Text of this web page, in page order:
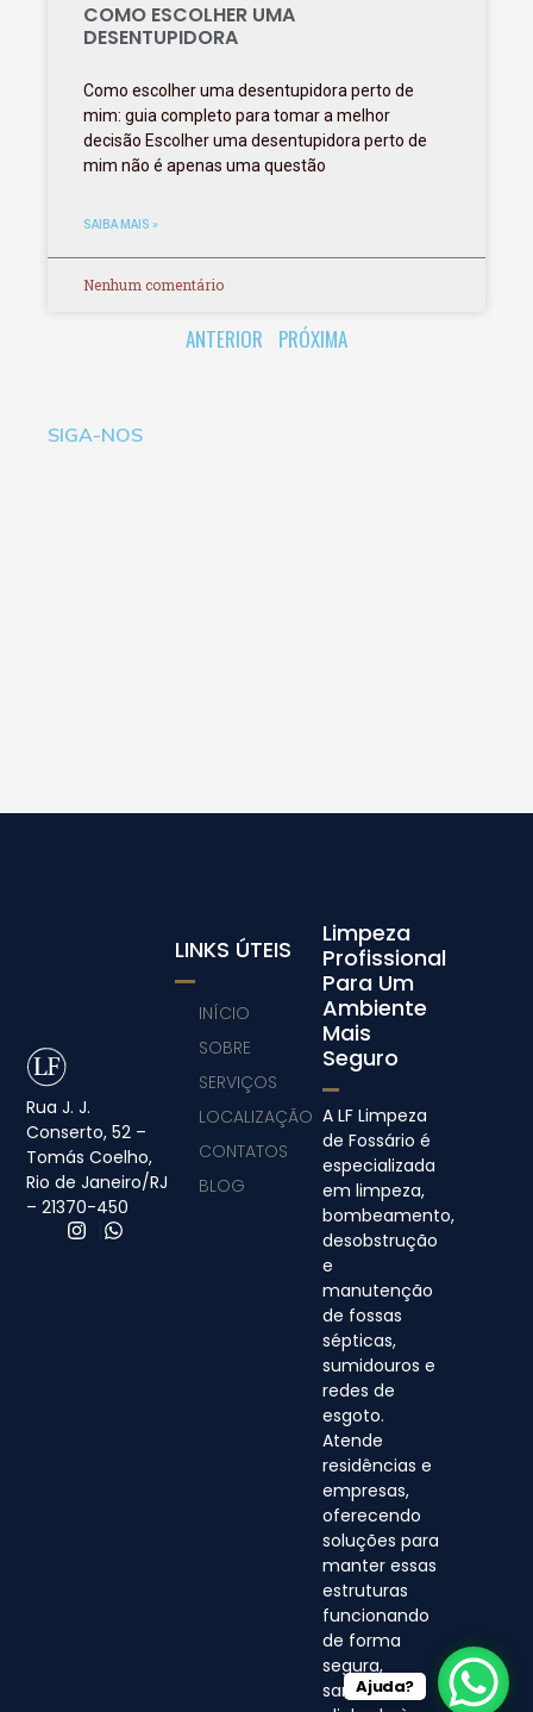
COMO ESCOLHER UMA
DESENTUPIDORA
Como escolher uma desentupidora perto de
mim: guia completo para tomar a melhor
decisão Escolher uma desentupidora perto de
mim não é apenas uma questão
SAIBA MAIS »
Nenhum comentário
ANTERIOR PRÓXIMA
SIGA-NOS
Rua J. J.
Conserto, 52 –
Tomás Coelho,
Rio de Janeiro/RJ
– 21370-450
Limpeza
Profissional
Para Um
Ambiente
Mais
Seguro
A LF Limpeza
de Fossário é
especializada
em limpeza,
bombeamento,
desobstrução
e
manutenção
de fossas
sépticas,
sumidouros e
redes de
esgoto.
Atende
residências e
empresas,
oferecendo
soluções para
manter essas
estruturas
funcionando
de forma
segura,
sanitária e
LINKS ÚTEIS
INÍCIO
SOBRE
SERVIÇOS
LOCALIZAÇÃO
CONTATOS
BLOG
Ajuda?